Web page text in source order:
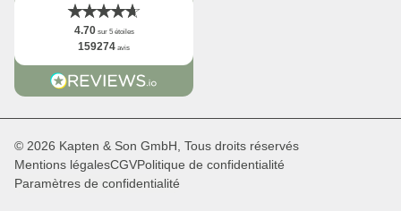
4.70sur 5 étoiles
159274 avis
© 2026 Kapten & Son GmbH, Tous droits réservés
Mentions légalesCGVPolitique de confidentialité
Paramètres de confidentialité